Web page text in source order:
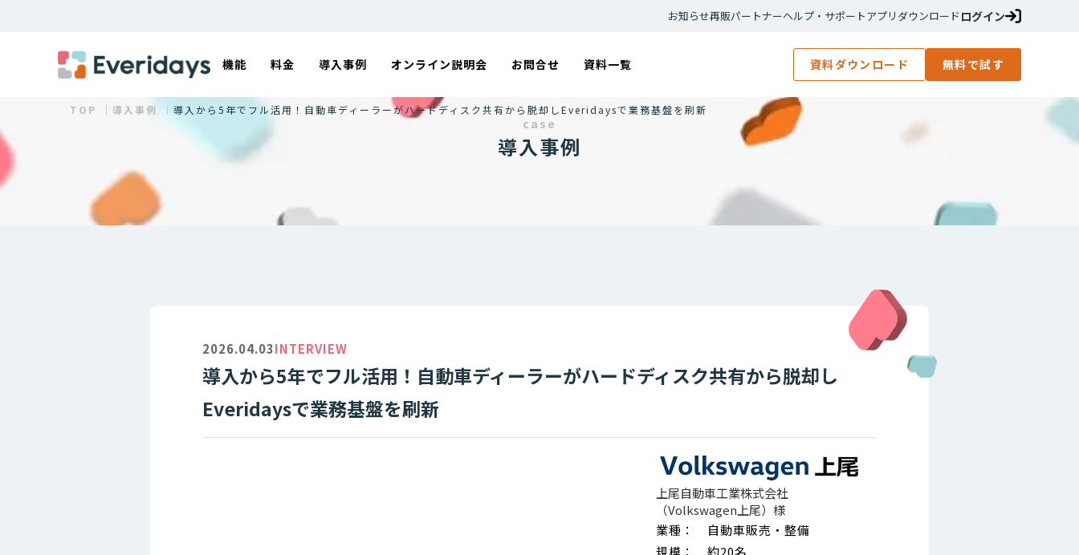
ログイン
アプリダウンロード
ヘルプ・サポート
再販パートナー
お知らせ
機能 料金 導入事例 オンライン説明会 お問合せ 資料一覧 資料ダウンロード 無料で試す
TOP ｜ 導入事例 ｜ 導入から5年でフル活用！自動車ディーラーがハードディスク共有から脱却しEveridaysで業務基盤を刷新
case
導入事例
2026.04.03INTERVIEW
導入から5年でフル活用！自動車ディーラーがハードディスク共有から脱却し
Everidaysで業務基盤を刷新
上尾自動車工業株式会社
（Volkswagen上尾）様
業種： 自動車販売・整備
規模： 約20名